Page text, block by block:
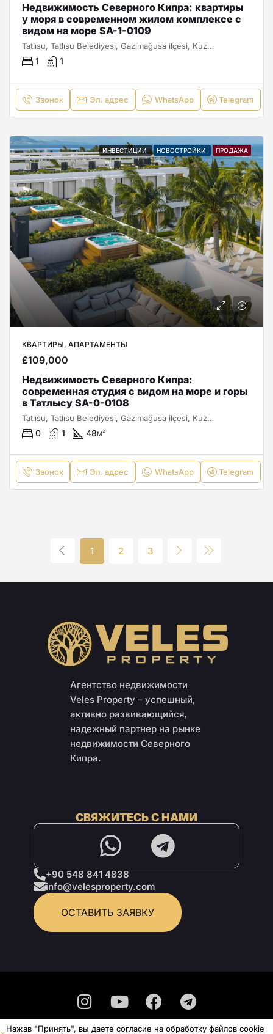
Недвижимость Северного Кипра: квартиры
у моря в современном жилом комплексе с
видом на море SA-1-0109
Tatlısu, Tatlısu Belediyesi, Gazimağusa ilçesi, Kuzey Kıbrıs, Κύπρος - Kıbrıs
1 1
Звонок Эл. адрес WhatsApp Telegram
ИНВЕСТИЦИИ НОВОСТРОЙКИ ПРОДАЖА
КВАРТИРЫ, АПАРТАМЕНТЫ
£109,000
Недвижимость Северного Кипра:
современная студия с видом на море и горы
в Татлысу SA-0-0108
Tatlısu, Tatlısu Belediyesi, Gazimağusa ilçesi, Kuzey Kıbrıs, Κύπρος - Kıbrıs
0 1 48м²
Звонок Эл. адрес WhatsApp Telegram
1 2 3
Агентство недвижимости
Veles Property – успешный,
активно развивающийся,
надежный партнер на рынке
недвижимости Северного
Кипра.
СВЯЖИТЕСЬ С НАМИ
+90 548 841 4838
info@velesproperty.com
ОСТАВИТЬ ЗАЯВКУ
Политика конфиденциальности
Нажав "Принять", вы даете согласие на обработку файлов cookie